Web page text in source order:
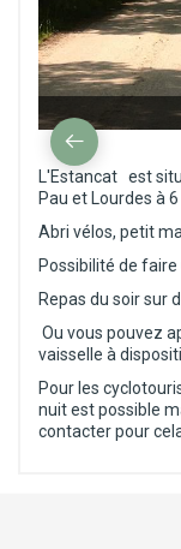
L'Estancat est
Pau et Lourdes à
Abri vélos, petit
Possibilité de faire
Repas du soir sur
Ou vous pouvez
vaisselle à
Pour les
nuit est possible
contacter pour